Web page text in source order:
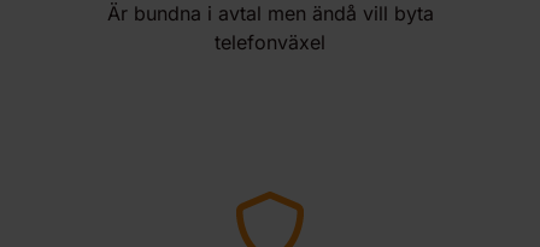
Är bundna i avtal men ändå vill byta
telefonväxel